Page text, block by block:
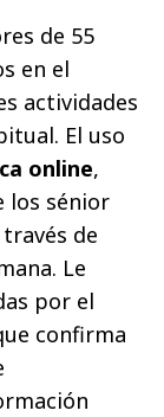
de 55
en el
actividades
El uso
online,
los sénior
de
Le
por el
confirma